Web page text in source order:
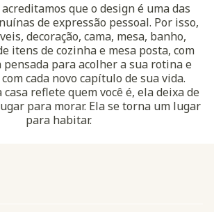
que o design é uma das
de expressão pessoal. Por isso,
decoração, cama, mesa, banho,
itens de cozinha e mesa posta, com
para acolher a sua rotina e
cada novo capítulo de sua vida.
reflete quem você é, ela deixa de
para morar. Ela se torna um lugar
para habitar.